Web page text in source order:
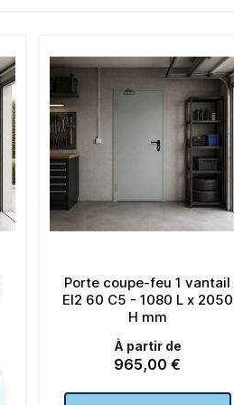
Ferme porte TS77 force 3
- Argent
Prix
58,00 €
Ajouter au panier